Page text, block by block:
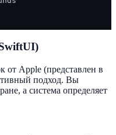
Apple (представлен в
подход. Вы
а система определяет